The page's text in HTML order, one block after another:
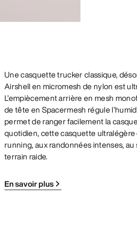
Une casquette trucker classique,
Airshell en micromesh de nylon est
L’empiècement arrière en mesh
de tête en Spacermesh régule
permet de ranger facilement la
quotidien, cette casquette
running, aux randonnées intenses,
terrain raide.
En savoir plus